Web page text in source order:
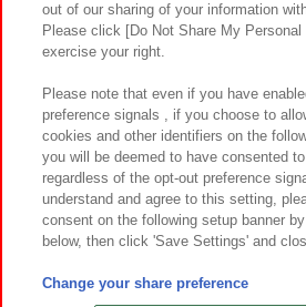
プライバシーポリシー ウェブアクセシ
お取引先さまとともに
カスタマーハラスメント対応方針 よくあ
©Bandai Namco
©Bandai Namco Amusement
out of our sharing of your information
Please click [Do Not Share My
exercise your right.
Please note that even if you have
preference signals , if you choose to
cookies and other identifiers on the
you will be deemed to have consented
regardless of the opt-out preference
understand and agree to this setting,
consent on the following setup banner
below, then click 'Save Settings' and
Change your share preference